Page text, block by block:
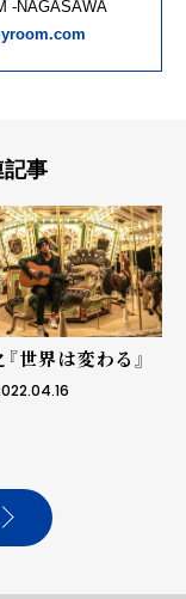
-NAGASAWA
記事
世界は変わる』